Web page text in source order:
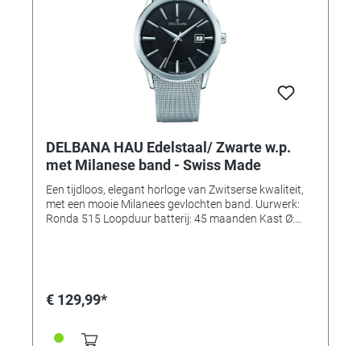
DELBANA HAU Edelstaal/ Zwarte w.p.
met Milanese band - Swiss Made
Een tijdloos, elegant horloge van Zwitserse kwaliteit,
met een mooie Milanees gevlochten band. Uurwerk:
Ronda 515 Loopduur batterij: 45 maanden Kast Ø:
€ 129,99*